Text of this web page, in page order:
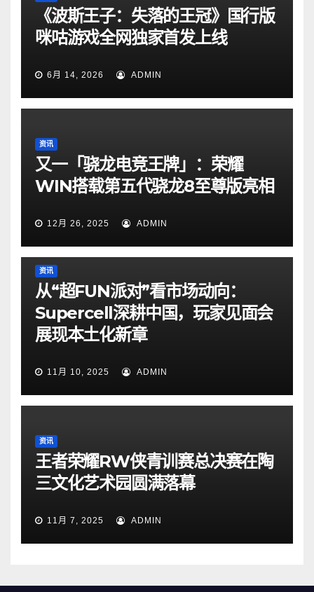
《波斯王子：失落的王冠》国行版
咪咕游戏全网独家首发上线
6月 14, 2026 ADMIN
资讯
又一「骁龙电竞王牌」：荣耀
WIN搭载第五代骁龙8至尊版亮相
12月 26, 2025 ADMIN
资讯
从“超FUN派对”看市场动向：
Supercell深耕中国，玩家见面会
展现本土化新章
11月 10, 2025 ADMIN
资讯
王者荣耀RW侠青训赛总决赛在陶
三文化艺术园圆满落幕
11月 7, 2025 ADMIN